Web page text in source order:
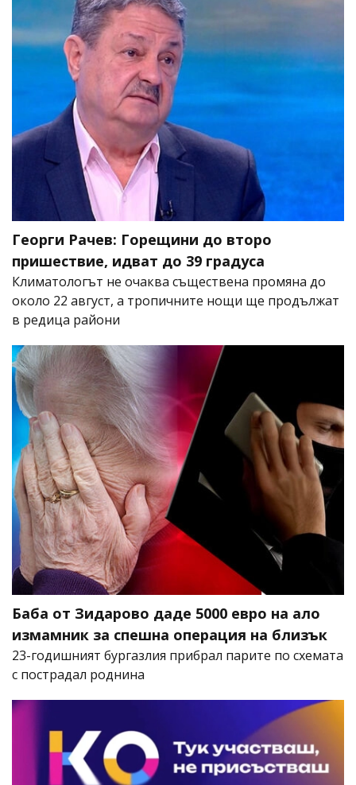
Георги Рачев: Горещини до второ
пришествие, идват до 39 градуса
Климатологът не очаква съществена промяна до
около 22 август, а тропичните нощи ще продължат
в редица райони
Баба от Зидарово даде 5000 евро на ало
измамник за спешна операция на близък
23-годишният бургазлия прибрал парите по схемата
с пострадал роднина